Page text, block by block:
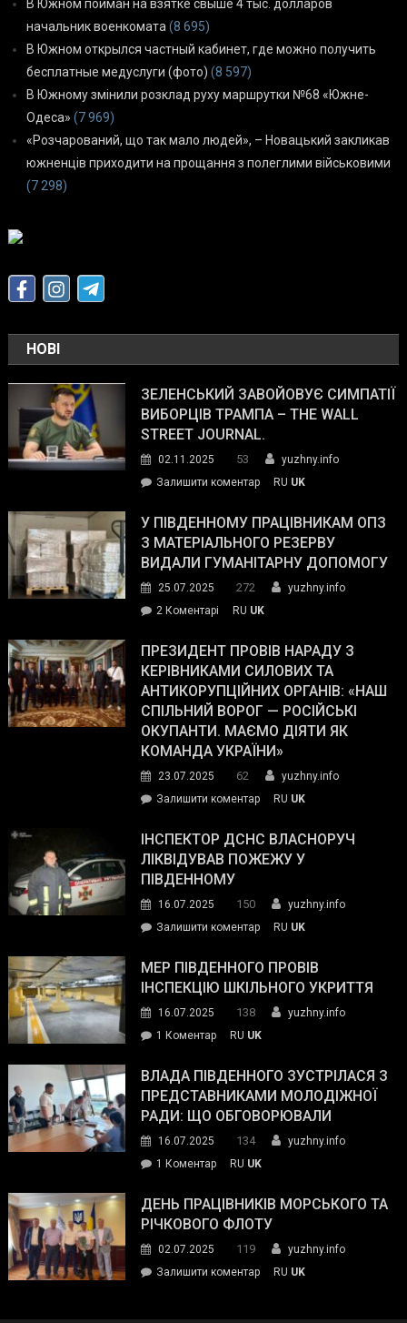
В Южном пойман на взятке свыше 4 тыс. долларов
начальник военкомата (8 695)
В Южном открылся частный кабинет, где можно получить
бесплатные медуслуги (фото) (8 597)
В Южному змінили розклад руху маршрутки №68 «Южне-
Одеса» (7 969)
«Розчарований, що так мало людей», – Новацький закликав
южненців приходити на прощання з полеглими військовими
(7 298)
НОВІ
ЗЕЛЕНСЬКИЙ ЗАВОЙОВУЄ СИМПАТІЇ
ВИБОРЦІВ ТРАМПА – THE WALL
STREET JOURNAL.
02.11.2025 53
yuzhny.info
Залишити коментарon
завойовує
симпатії
виборців
The
Street
Journal.
RU UK
У ПІВДЕННОМУ ПРАЦІВНИКАМ ОПЗ
З МАТЕРІАЛЬНОГО РЕЗЕРВУ
ВИДАЛИ ГУМАНІТАРНУ ДОПОМОГУ
25.07.2025 272
yuzhny.info
2 Коментарі
Південному
працівникам
ОПЗ
з
матеріального
резерву
гуманітарну
допомогу
RU UK
ПРЕЗИДЕНТ ПРОВІВ НАРАДУ З
КЕРІВНИКАМИ СИЛОВИХ ТА
АНТИКОРУПЦІЙНИХ ОРГАНІВ: «НАШ
СПІЛЬНИЙ ВОРОГ — РОСІЙСЬКІ
ОКУПАНТИ. МАЄМО ДІЯТИ ЯК
КОМАНДА УКРАЇНИ»
23.07.2025 62
yuzhny.info
Залишити коментарon
провів
нараду
силових
та
органів:
«Наш
спільний
окупанти.
Маємо
діяти
команда
RU UK
ІНСПЕКТОР ДСНС ВЛАСНОРУЧ
ЛІКВІДУВАВ ПОЖЕЖУ У
ПІВДЕННОМУ
16.07.2025 150
yuzhny.info
Залишити коментарon
ДСНС
власноруч
пожежу
у
RU UK
МЕР ПІВДЕННОГО ПРОВІВ
ІНСПЕКЦІЮ ШКІЛЬНОГО УКРИТТЯ
16.07.2025 138
yuzhny.info
1 Коментардо
Південного
провів
інспекцію
укриття
RU UK
ВЛАДА ПІВДЕННОГО ЗУСТРІЛАСЯ З
ПРЕДСТАВНИКАМИ МОЛОДІЖНОЇ
РАДИ: ЩО ОБГОВОРЮВАЛИ
16.07.2025 134
yuzhny.info
1 Коментардо
Південного
зустрілася
представниками
молодіжної
RU UK
ДЕНЬ ПРАЦІВНИКІВ МОРСЬКОГО ТА
РІЧКОВОГО ФЛОТУ
02.07.2025 119
yuzhny.info
Залишити коментарon
RU UK